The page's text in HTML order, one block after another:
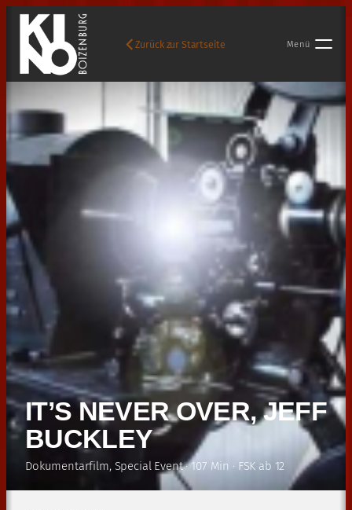
Zurück zur Startseite
IT’S NEVER OVER, JEFF
BUCKLEY
Dokumentarfilm, Special Event · 107 Min · FSK ab 12